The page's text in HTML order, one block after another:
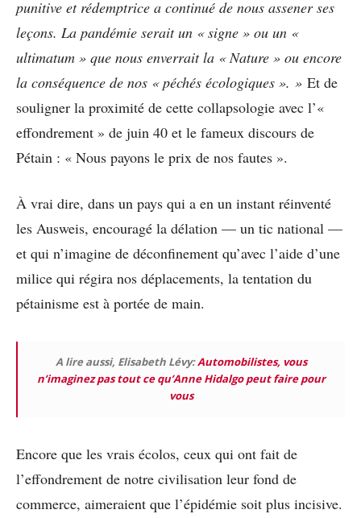
punitive et rédemptrice a continué de nous assener ses
leçons. La pandémie serait un « signe » ou un «
ultimatum » que nous enverrait la « Nature » ou encore
la conséquence de nos « péchés écologiques ». » Et de
souligner la proximité de cette collapsologie avec l’«
effondrement » de juin 40 et le fameux discours de
Pétain : « Nous payons le prix de nos fautes ».
À vrai dire, dans un pays qui a en un instant réinventé
les Ausweis, encouragé la délation — un tic national —
et qui n’imagine de déconfinement qu’avec l’aide d’une
milice qui régira nos déplacements, la tentation du
pétainisme est à portée de main.
A lire aussi, Elisabeth Lévy:Automobilistes, vous
n’imaginez pas tout ce qu’Anne Hidalgo peut faire pour
vous
Encore que les vrais écolos, ceux qui ont fait de
l’effondrement de notre civilisation leur fond de
commerce, aimeraient que l’épidémie soit plus incisive.